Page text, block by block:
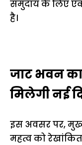
समुदाय के लिए एक
है।
जाट भवन
मिलेगी नई
इस अवसर पर,
महत्व को